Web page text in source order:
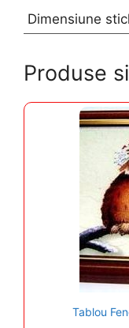
Dimensiune
Produse
Tablou